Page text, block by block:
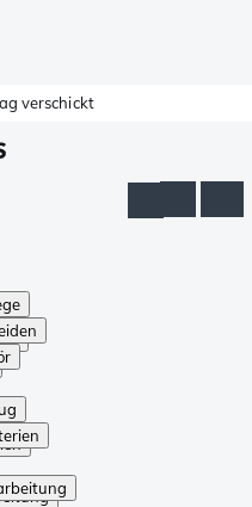
verschickt